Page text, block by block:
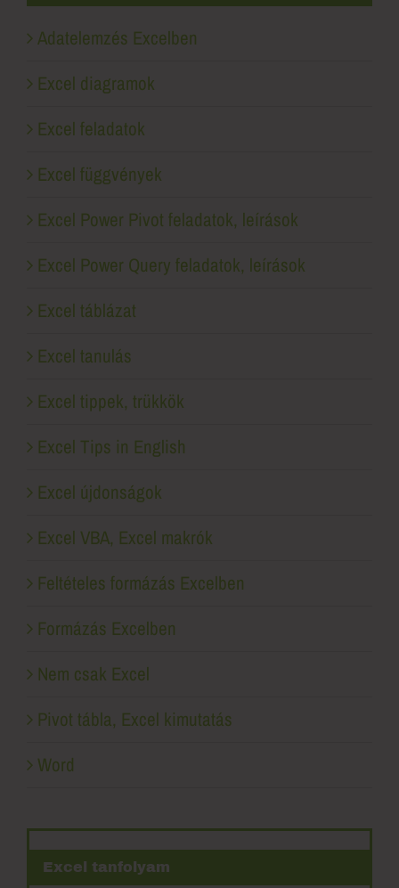
Adatelemzés Excelben
Excel diagramok
Excel feladatok
Excel függvények
Excel Power Pivot feladatok, leírások
Excel Power Query feladatok, leírások
Excel táblázat
Excel tanulás
Excel tippek, trükkök
Excel Tips in English
Excel újdonságok
Excel VBA, Excel makrók
Feltételes formázás Excelben
Formázás Excelben
Nem csak Excel
Pivot tábla, Excel kimutatás
Word
Excel tanfolyam